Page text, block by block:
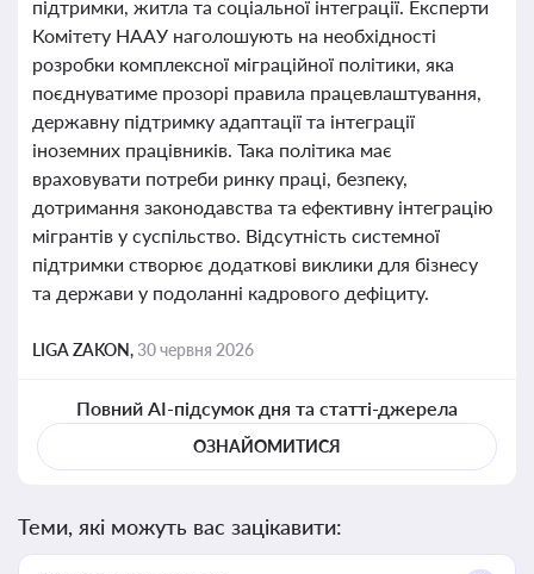
підтримки, житла та соціальної інтеграції. Експерти
Комітету НААУ наголошують на необхідності
розробки комплексної міграційної політики, яка
поєднуватиме прозорі правила працевлаштування,
державну підтримку адаптації та інтеграції
іноземних працівників. Така політика має
враховувати потреби ринку праці, безпеку,
дотримання законодавства та ефективну інтеграцію
мігрантів у суспільство. Відсутність системної
підтримки створює додаткові виклики для бізнесу
та держави у подоланні кадрового дефіциту.
LIGA ZAKON,30 червня 2026
Повний AI-підсумок дня та статті-джерела
ОЗНАЙОМИТИСЯ
Теми, які можуть вас зацікавити: